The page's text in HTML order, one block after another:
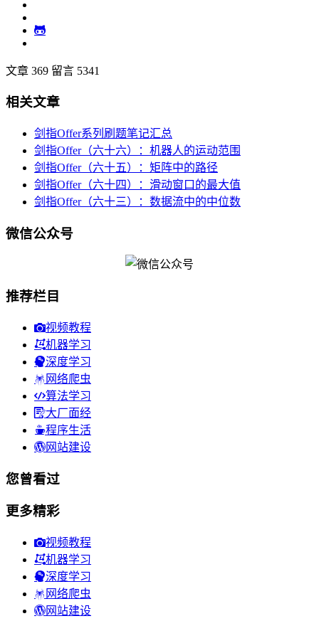
文章 369 留言 5341
相关文章
剑指Offer系列刷题笔记汇总
剑指Offer（六十六）：机器人的运动范围
剑指Offer（六十五）：矩阵中的路径
剑指Offer（六十四）：滑动窗口的最大值
剑指Offer（六十三）：数据流中的中位数
微信公众号
推荐栏目
视频教程
机器学习
深度学习
网络爬虫
算法学习
大厂面经
程序生活
网站建设
您曾看过
更多精彩
视频教程
机器学习
深度学习
网络爬虫
网站建设